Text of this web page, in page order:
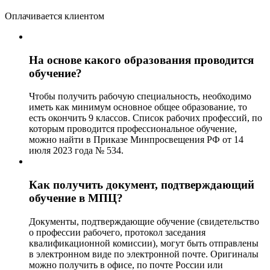
Оплачивается клиентом
На основе какого образования проводится
обучение?
Чтобы получить рабочую специальность, необходимо
иметь как минимум основное общее образование, то
есть окончить 9 классов. Список рабочих профессий, по
которым проводится профессиональное обучение,
можно найти в Приказе Минпросвещения РФ от 14
июля 2023 года № 534.
Как получить документ, подтверждающий
обучение в МПЦ?
Документы, подтверждающие обучение (свидетельство
о профессии рабочего, протокол заседания
квалификационной комиссии), могут быть отправлены
в электронном виде по электронной почте. Оригиналы
можно получить в офисе, по почте России или